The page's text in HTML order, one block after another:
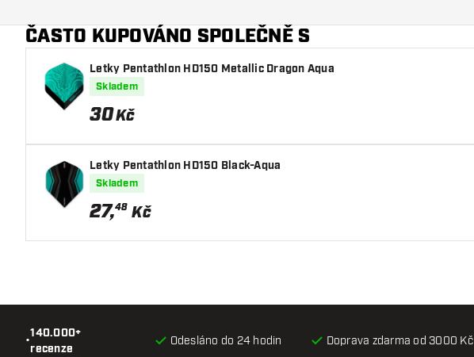
Hlavní barva
Délka násadky
ČASTO KUPOVÁNO SPOLEČNĚ S
Letky Pentathlon HD150 Metallic Dragon Aqua
Skladem
30Kč
Letky Pentathlon HD150 Black-Aqua
Skladem
27,48 Kč
•
140.000+
recenze
Odesláno do 24 hodin Doprava zdarma od 3000 Kč